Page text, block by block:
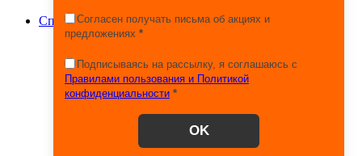
Спортивные товары
Фитнес, йога, пилатес
Игровые виды спорта
Единоборства
Турники
Сопутствующие товары
Шейкеры, бутылки, контейнеры
Согласен получать письма об акциях и
предложениях *
Подписываясь на рассылку, я соглашаюсь с
Правилами пользования и Политикой
конфиденциальности *
OK